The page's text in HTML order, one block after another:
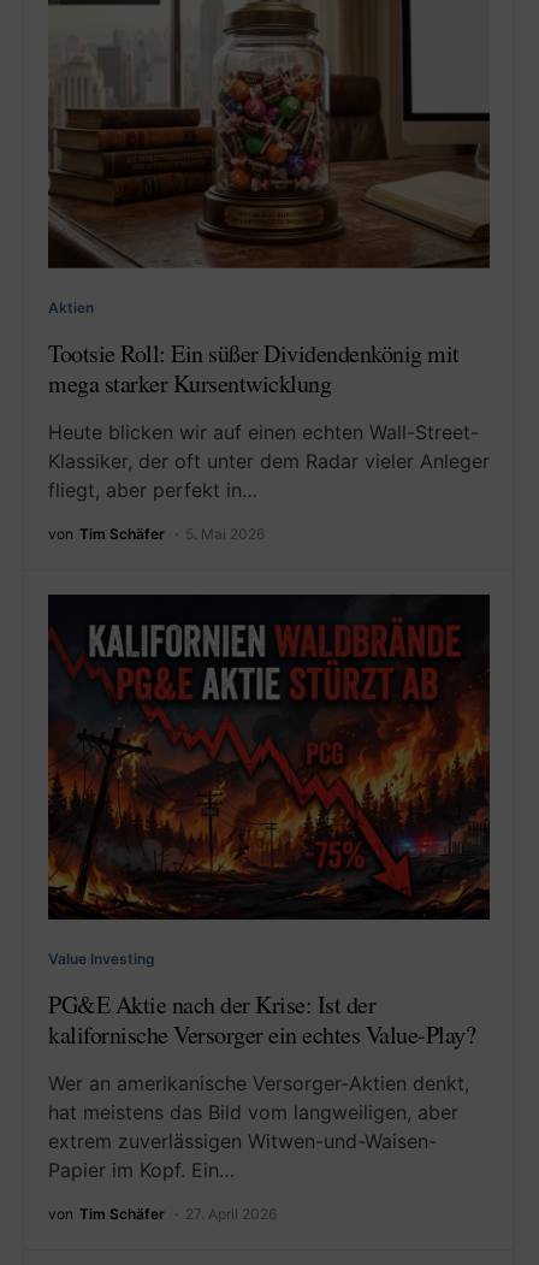
Aktien
Tootsie Roll: Ein süßer Dividendenkönig mit
mega starker Kursentwicklung
Heute blicken wir auf einen echten Wall-Street-
Klassiker, der oft unter dem Radar vieler Anleger
fliegt, aber perfekt in…
von Tim Schäfer 5. Mai 2026
Value Investing
PG&E Aktie nach der Krise: Ist der
kalifornische Versorger ein echtes Value-Play?
Wer an amerikanische Versorger-Aktien denkt,
hat meistens das Bild vom langweiligen, aber
extrem zuverlässigen Witwen-und-Waisen-
Papier im Kopf. Ein…
von Tim Schäfer 27. April 2026